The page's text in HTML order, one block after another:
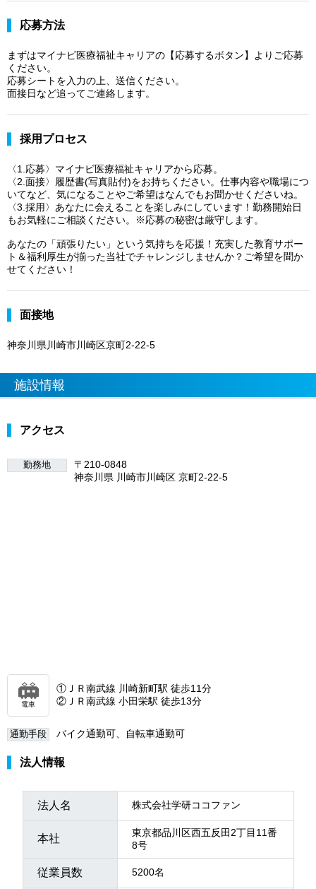
応募方法
まずはマイナビ医療福祉キャリアの【応募するボタン】よりご応募
ください。
応募シートを入力の上、送信ください。
面接日など追ってご連絡します。
採用プロセス
〈1.応募〉マイナビ医療福祉キャリアから応募。
〈2.面接〉履歴書(写真貼付)をお持ちください。仕事内容や職場につ
いてなど、気になることやご希望はなんでもお聞かせくださいね。
〈3.採用〉あなたに会えることを楽しみにしています！勤務開始日
もお気軽にご相談ください。※応募の秘密は厳守します。
あなたの「頑張りたい」という気持ちを応援！充実した教育サポー
ト＆福利厚生が揃った当社でチャレンジしませんか？ご希望を聞か
せてください！
面接地
神奈川県川崎市川崎区京町2-22-5
施設情報
アクセス
勤務地
〒210-0848
神奈川県 川崎市川崎区 京町2-22-5
電車
①ＪＲ南武線 川崎新町駅 徒歩11分
②ＪＲ南武線 小田栄駅 徒歩13分
通勤手段 バイク通勤可、自転車通勤可
法人情報
法人名 株式会社学研ココファン
本社
東京都品川区西五反田2丁目11番
8号
従業員数 5200名